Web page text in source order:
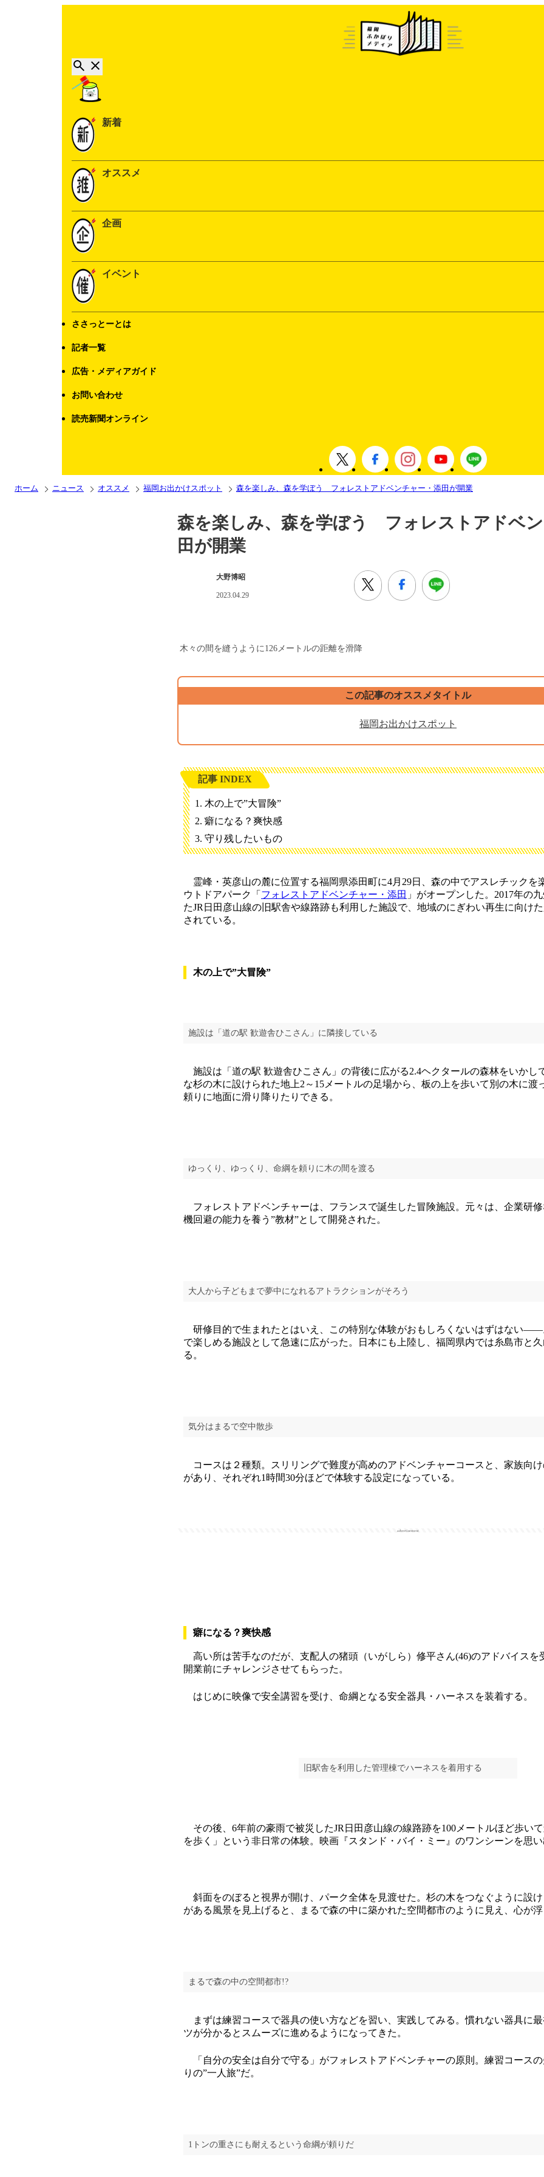
新着
オススメ
企画
イベント
ささっとーとは
記者一覧
広告・メディアガイド
お問い合わせ
読売新聞オンライン
ホーム ニュース オススメ 福岡お出かけスポット 森を楽しみ、森を学ぼう フォレストアドベンチャー・添田が開業
森を楽しみ、森を学ぼう フォレストアドベ
田が開業
大野博昭
2023.04.29
木々の間を縫うように126メートルの距離を滑降
この記事のオススメタイトル
福岡お出かけスポット
記事 INDEX
木の上で”大冒険”
癖になる？爽快感
守り残したいもの
霊峰・英彦山の麓に位置する福岡県添田町に4月29日、森の中でアスレチックを
ウトドアパーク「 フォレストアドベンチャー・添田 」がオープンした。2017年の
たJR日田彦山線の旧駅舎や線路跡も利用した施設で、地域のにぎわい再生に向け
されている。
木の上で”大冒険”
施設は「道の駅 歓遊舎ひこさん」に隣接している
施設は「道の駅 歓遊舎ひこさん」の背後に広がる2.4ヘクタールの森林をいかし
な杉の木に設けられた地上2～15メートルの足場から、板の上を歩いて別の木に渡
頼りに地面に滑り降りたりできる。
ゆっくり、ゆっくり、命綱を頼りに木の間を渡る
フォレストアドベンチャーは、フランスで誕生した冒険施設。元々は、企業研
機回避の能力を養う”教材”として開発された。
大人から子どもまで夢中になれるアトラクションがそろう
研修目的で生まれたとはいえ、この特別な体験がおもしろくないはずはない――
で楽しめる施設として急速に広がった。日本にも上陸し、福岡県内では糸島市と
る。
気分はまるで空中散歩
コースは２種類。スリリングで難度が高めのアドベンチャーコースと、家族向
があり、それぞれ1時間30分ほどで体験する設定になっている。
advertisement
癖になる？爽快感
高い所は苦手なのだが、支配人の猪頭（いがしら）修平さん(46)のアドバイスを
開業前にチャレンジさせてもらった。
はじめに映像で安全講習を受け、命綱となる安全器具・ハーネスを装着する。
旧駅舎を利用した管理棟でハーネスを着用する
その後、6年前の豪雨で被災したJR日田彦山線の線路跡を100メートルほど歩い
を歩く」という非日常の体験。映画『スタンド・バイ・ミー』のワンシーンを思い
斜面をのぼると視界が開け、パーク全体を見渡せた。杉の木をつなぐように設け
がある風景を見上げると、まるで森の中に築かれた空間都市のように見え、心が浮
まるで森の中の空間都市!?
まずは練習コースで器具の使い方などを習い、実践してみる。慣れない器具に
ツが分かるとスムーズに進めるようになってきた。
「自分の安全は自分で守る」がフォレストアドベンチャーの原則。練習コース
りの”一人旅”だ。
1トンの重さにも耐えるという命綱が頼りだ